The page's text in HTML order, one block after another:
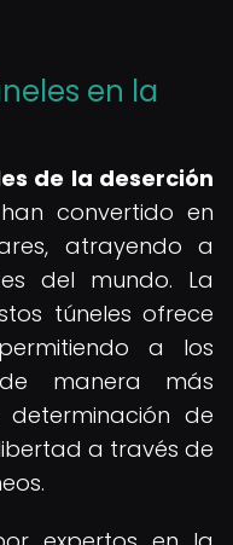
en la
de la deserción
convertido en
atrayendo a
del mundo. La
túneles ofrece
a los
manera más
de
a través de